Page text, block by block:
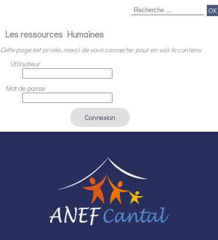
Les ressources Humaines